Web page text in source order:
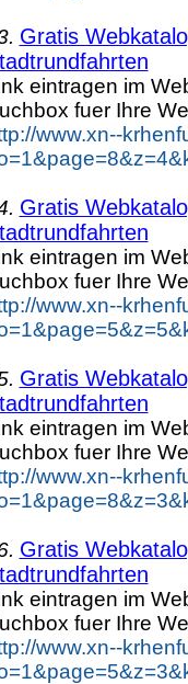
Gratis
eintragen im
fuer Ihre
www.xn--
Gratis
eintragen im
fuer Ihre
www.xn--
Gratis
eintragen im
fuer Ihre
www.xn--
Gratis
eintragen im
fuer Ihre
www.xn--